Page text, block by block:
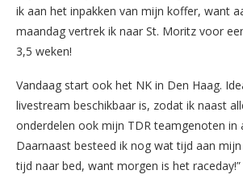
ik aan het inpakken van mijn koffer, want
maandag vertrek ik naar St. Moritz voor
3,5 weken!
Vandaag start ook het NK in Den Haag.
livestream beschikbaar is, zodat ik naast
onderdelen ook mijn TDR teamgenoten in
Daarnaast besteed ik nog wat tijd aan
tijd naar bed, want morgen is het raceday!”